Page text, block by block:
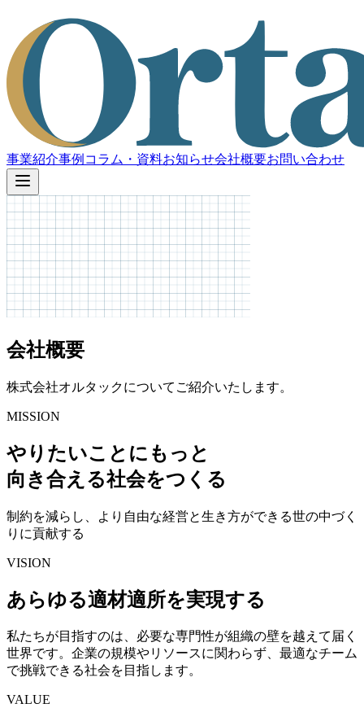
事業紹介事例 コラム・資料お知らせ会社概要お問い合わせ
会社概要
株式会社オルタックについてご紹介いたします。
MISSION
やりたいことにもっと
向き合える社会をつくる
制約を減らし、より自由な経営と生き方ができる世の中づく
りに貢献する
VISION
あらゆる適材適所を実現する
私たちが目指すのは、必要な専門性が組織の壁を越えて届く
世界です。企業の規模やリソースに関わらず、最適なチーム
で挑戦できる社会を目指します。
VALUE